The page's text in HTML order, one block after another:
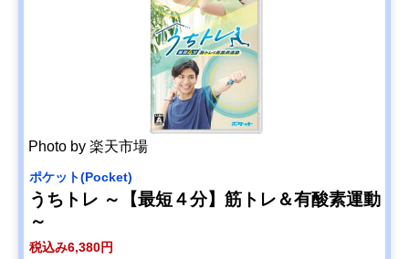
Photo by 楽天市場
ポケット(Pocket)
うちトレ ～【最短４分】筋トレ＆有酸素運動
～
税込み6,380円